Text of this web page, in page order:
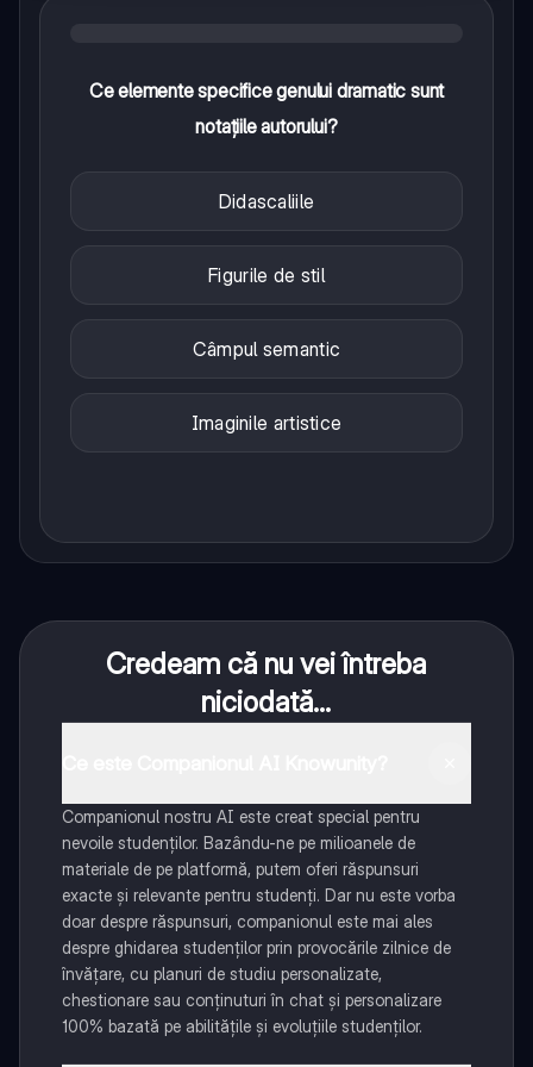
Ce elemente specifice genului dramatic sunt
notațiile autorului?
Didascaliile
Figurile de stil
Câmpul semantic
Imaginile artistice
Credeam că nu vei întreba
niciodată...
Companionul nostru AI este creat special pentru
nevoile studenților. Bazându-ne pe milioanele de
materiale de pe platformă, putem oferi răspunsuri
exacte și relevante pentru studenți. Dar nu este vorba
doar despre răspunsuri, companionul este mai ales
despre ghidarea studenților prin provocările zilnice de
învățare, cu planuri de studiu personalizate,
chestionare sau conținuturi în chat și personalizare
100% bazată pe abilitățile și evoluțiile studenților.